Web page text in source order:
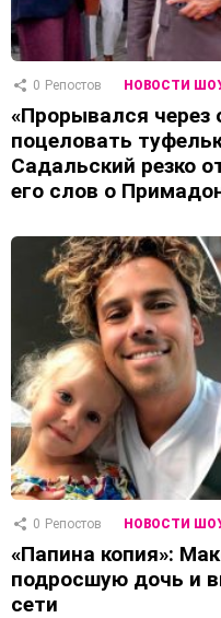
0 Репостов НОВОСТИ
«Прорывался через
поцеловать
Садальский резко
его слов о
0 Репостов НОВОСТИ
«Папина копия»:
подросшую дочь и
сети